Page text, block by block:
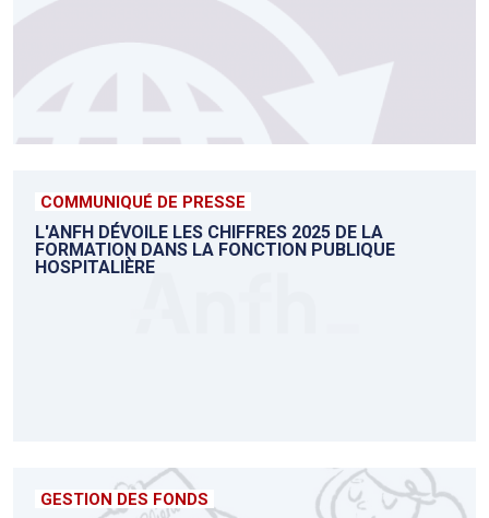
COMMUNIQUÉ DE PRESSE
L'ANFH DÉVOILE LES CHIFFRES 2025 DE LA
FORMATION DANS LA FONCTION PUBLIQUE
HOSPITALIÈRE
GESTION DES FONDS